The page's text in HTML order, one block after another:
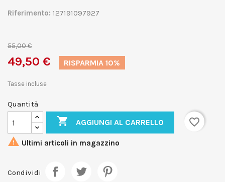
Riferimento: 127191097927
55,00 €
49,50 € RISPARMIA 10%
Tasse incluse
Quantità
 AGGIUNGI AL CARRELLO
favorite_border
 Ultimi articoli in magazzino
Condividi